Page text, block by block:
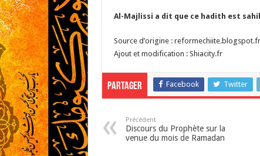
Al-Majlissi a dit que ce hadith est
Source d’origine : reformechiite.blogspot.fr
Ajout et modification : Shiacity.fr
Partager Facebook Twitter
Précédent
Discours du Prophète sur la
venue du mois de Ramadan